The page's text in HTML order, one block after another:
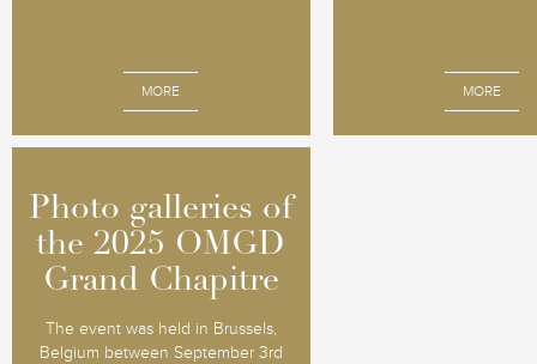
MORE MORE
Photo galleries of
the 2025 OMGD
Grand Chapitre
The event was held in Brussels,
Belgium between September 3rd
Photo galleries of
the 2025 OMGD
Grand Chapitre